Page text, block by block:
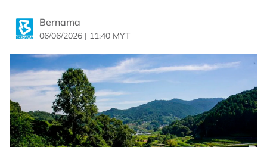
Bernama
06/06/2026 | 11:40 MYT